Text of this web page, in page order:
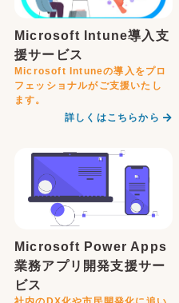
Microsoft Intune導入支
援サービス
Microsoft Intuneの導入をプロ
フェッショナルがご支援いたし
ます。
詳しくはこちらから
Microsoft Power Apps
業務アプリ開発支援サー
ビス